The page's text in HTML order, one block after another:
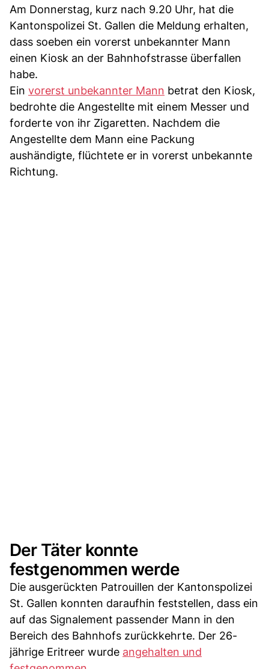
Am Donnerstag, kurz nach 9.20 Uhr, hat die
Kantonspolizei St. Gallen die Meldung erhalten,
dass soeben ein vorerst unbekannter Mann
einen Kiosk an der Bahnhofstrasse überfallen
habe.
Ein vorerst unbekannter Mann betrat den Kiosk,
bedrohte die Angestellte mit einem Messer und
forderte von ihr Zigaretten. Nachdem die
Angestellte dem Mann eine Packung
aushändigte, flüchtete er in vorerst unbekannte
Richtung.
Der Täter konnte
festgenommen werde
Die ausgerückten Patrouillen der Kantonspolizei
St. Gallen konnten daraufhin feststellen, dass ein
auf das Signalement passender Mann in den
Bereich des Bahnhofs zurückkehrte. Der 26-
jährige Eritreer wurde angehalten und